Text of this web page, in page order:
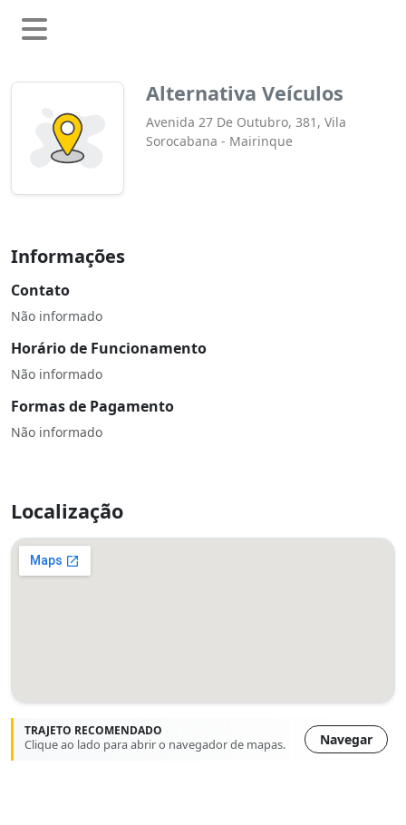
Alternativa Veículos
Avenida 27 De Outubro, 381, Vila
Sorocabana - Mairinque
Informações
Contato
Não informado
Horário de Funcionamento
Não informado
Formas de Pagamento
Não informado
Localização
TRAJETO RECOMENDADO
Clique ao lado para abrir o navegador de mapas. Navegar